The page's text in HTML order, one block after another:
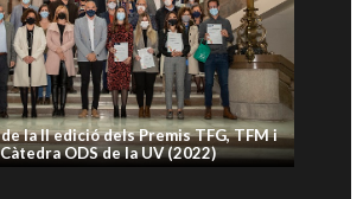
la II edició dels Premis TFG, TFM i
ODS de la UV (2022)